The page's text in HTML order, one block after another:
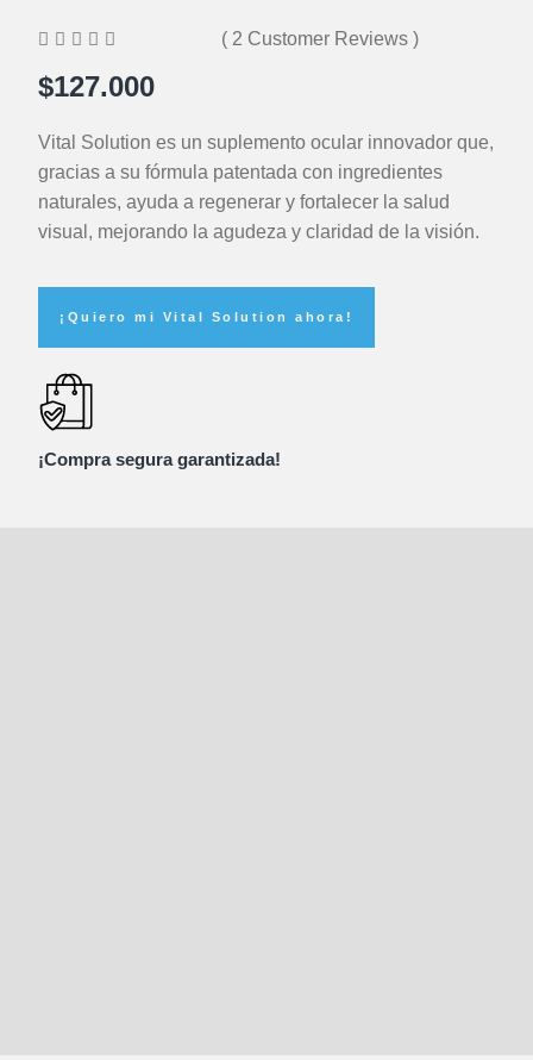
     ( 2 Customer Reviews )
$127.000
Vital Solution es un suplemento ocular innovador que,
gracias a su fórmula patentada con ingredientes
naturales, ayuda a regenerar y fortalecer la salud
visual, mejorando la agudeza y claridad de la visión.
¡Quiero mi Vital Solution ahora!
¡Compra segura garantizada!